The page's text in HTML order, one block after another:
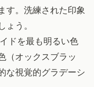
す。洗練された印象
ょう。
ドを最も明るい色
（オックスブラッ
な視覚的グラデーシ